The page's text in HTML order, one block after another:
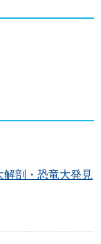
剖・恐竜大発見